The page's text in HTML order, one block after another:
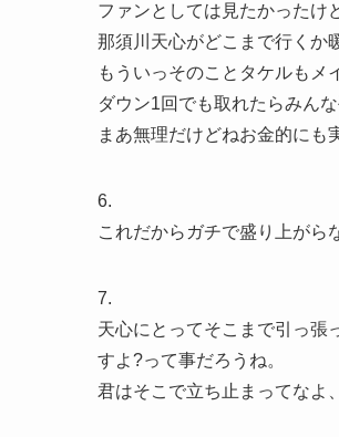
ファンとしては見たかったけ
那須川天心がどこまで行くか
もういっそのことタケルもメ
ダウン1回でも取れたらみん
まあ無理だけどねお金的にも
6.
これだからガチで盛り上がら
7.
天心にとってそこまで引っ張
すよ?って事だろうね。
君はそこで立ち止まってなよ